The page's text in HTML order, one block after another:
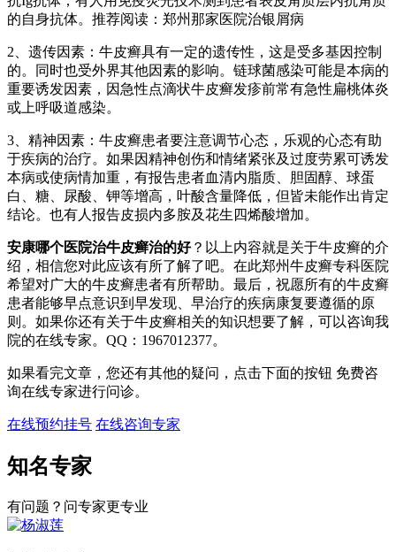
的自身抗体。推荐阅读：郑州那家医院治银屑病
2、遗传因素：牛皮癣具有一定的遗传性，这是受多基因控制
的。同时也受外界其他因素的影响。链球菌感染可能是本病的
重要诱发因素，因急性点滴状牛皮癣发疹前常有急性扁桃体炎
或上呼吸道感染。
3、精神因素：牛皮癣患者要注意调节心态，乐观的心态有助
于疾病的治疗。如果因精神创伤和情绪紧张及过度劳累可诱发
本病或使病情加重，有报告患者血清内脂质、胆固醇、球蛋
白、糖、尿酸、钾等增高，叶酸含量降低，但皆未能作出肯定
结论。也有人报告皮损内多胺及花生四烯酸增加。
安康哪个医院治牛皮癣治的好？以上内容就是关于牛皮癣的介
绍，相信您对此应该有所了解了吧。在此郑州牛皮癣专科医院
希望对广大的牛皮癣患者有所帮助。最后，祝愿所有的牛皮癣
患者能够早点意识到早发现、早治疗的疾病康复要遵循的原
则。如果你还有关于牛皮癣相关的知识想要了解，可以咨询我
院的在线专家。QQ：1967012377。
如果看完文章，您还有其他的疑问，点击下面的按钮 免费咨
询在线专家进行问诊。
在线预约挂号 在线咨询专家
知名专家
有问题？问专家更专业